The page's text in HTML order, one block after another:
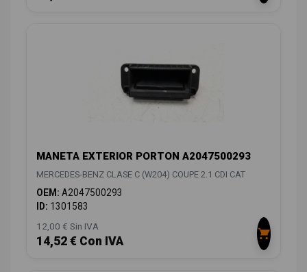
MANETA EXTERIOR PORTON A2047500293
MERCEDES-BENZ CLASE C (W204) COUPE 2.1 CDI CAT
OEM: A2047500293
ID: 1301583
12,00 € Sin IVA
14,52 € Con IVA